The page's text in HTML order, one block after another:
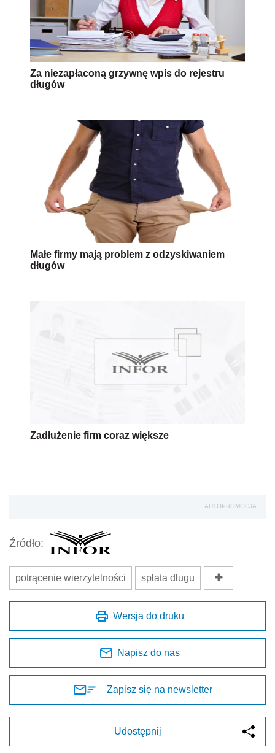
Za niezapłaconą grzywnę wpis do rejestru
długów
Małe firmy mają problem z odzyskiwaniem
długów
Zadłużenie firm coraz większe
AUTOPROMOCJA
Źródło:
potrącenie wierzytelności spłata długu
Wersja do druku
Napisz do nas
Zapisz się na newsletter
Udostępnij